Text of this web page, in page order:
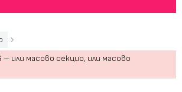
– или масово секцио, или масово